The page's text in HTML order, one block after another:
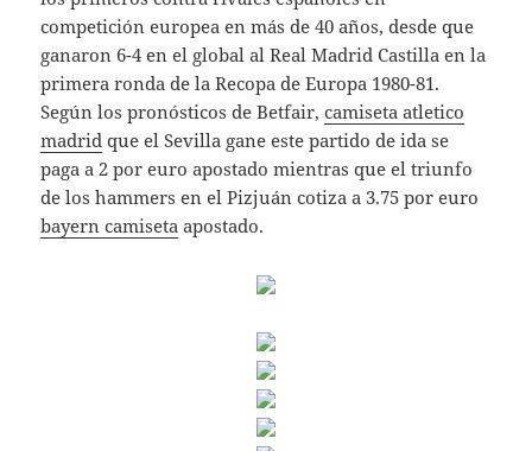
competición europea en más de 40 años, desde que
ganaron 6-4 en el global al Real Madrid Castilla en la
primera ronda de la Recopa de Europa 1980-81.
Según los pronósticos de Betfair,camiseta atletico
madrid que el Sevilla gane este partido de ida se
paga a 2 por euro apostado mientras que el triunfo
de los hammers en el Pizjuán cotiza a 3.75 por euro
bayern camiseta apostado.